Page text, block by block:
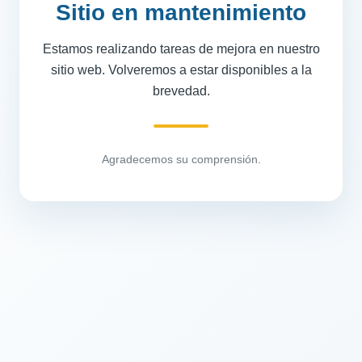
Sitio en mantenimiento
Estamos realizando tareas de mejora en nuestro
sitio web. Volveremos a estar disponibles a la
brevedad.
Agradecemos su comprensión.